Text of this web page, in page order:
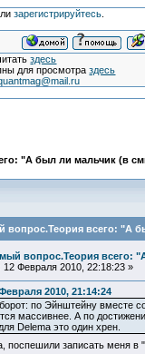
зарегистрируйтесь.
здесь
для просмотраздесь
"А был ли мальчик (в
вопрос.Теория всего: "А
вопрос.Теория всего:
12 Февраля 2010, 22:18:23 »
2010, 21:14:24
по Эйнштейну вместе
массивнее. А по
Delema это один хрен.
поспешили записать меня